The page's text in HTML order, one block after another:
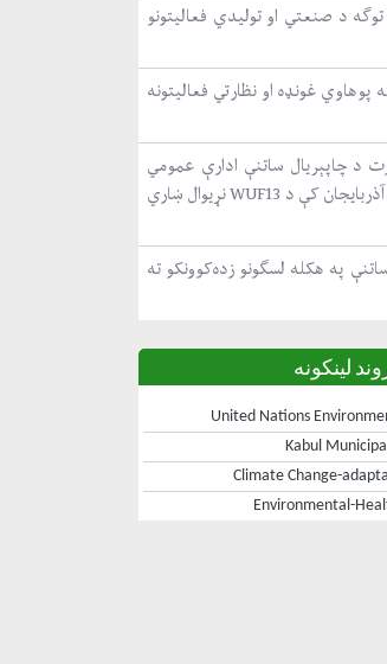
توګه د صنعتي او تولیدي فعالیتونو
پوهاوي غونډه او نظارتي فعالیتونه
د چاپېریال ساتنې ادارې عمومي
رئیس او ورسره پلاوي په آذربایجان کې د WUF13 نړیوال ښاري
په هکله لسګونو زده‌کوونکو ته
لینکونه
United Nations
Kabul
Climate Change-
Environmental-